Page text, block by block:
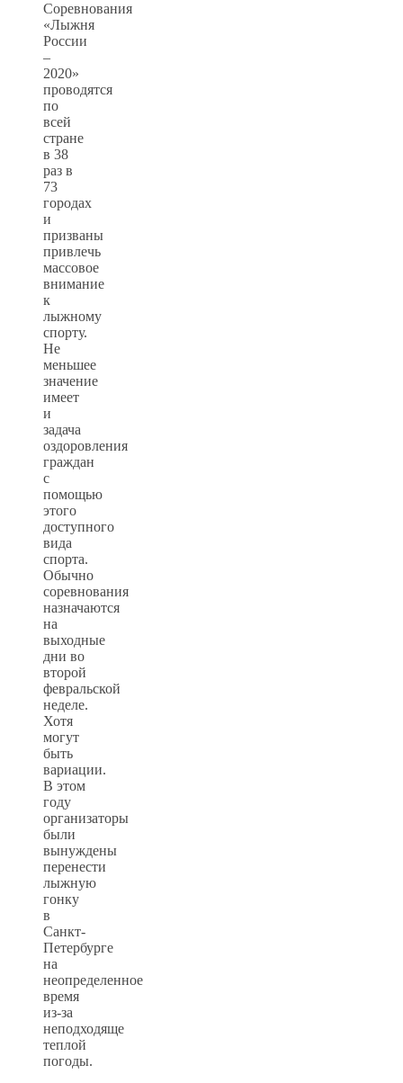
Соревнования
«Лыжня
России
–
2020»
проводятся
по
всей
стране
в 38
раз в
73
городах
и
призваны
привлечь
массовое
внимание
к
лыжному
спорту.
Не
меньшее
значение
имеет
и
задача
оздоровления
граждан
с
помощью
этого
доступного
вида
спорта.
Обычно
соревнования
назначаются
на
выходные
дни во
второй
февральской
неделе.
Хотя
могут
быть
вариации.
В этом
году
организаторы
были
вынуждены
перенести
лыжную
гонку
в
Санкт-
Петербурге
на
неопределенное
время
из-за
неподходяще
теплой
погоды.